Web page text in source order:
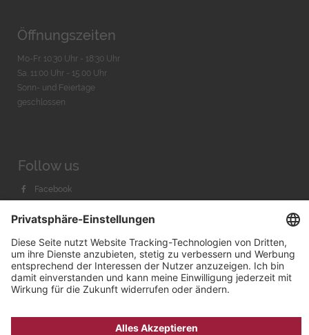
Öffnungszeiten
Mo-Fr. 10:30 Uhr - 18:30 Uhr
Sa. 11:00 Uhr - 15.00 Uhr
Sonn- und Feiertage
geschlossen
Follow us
Facebook
Youtube